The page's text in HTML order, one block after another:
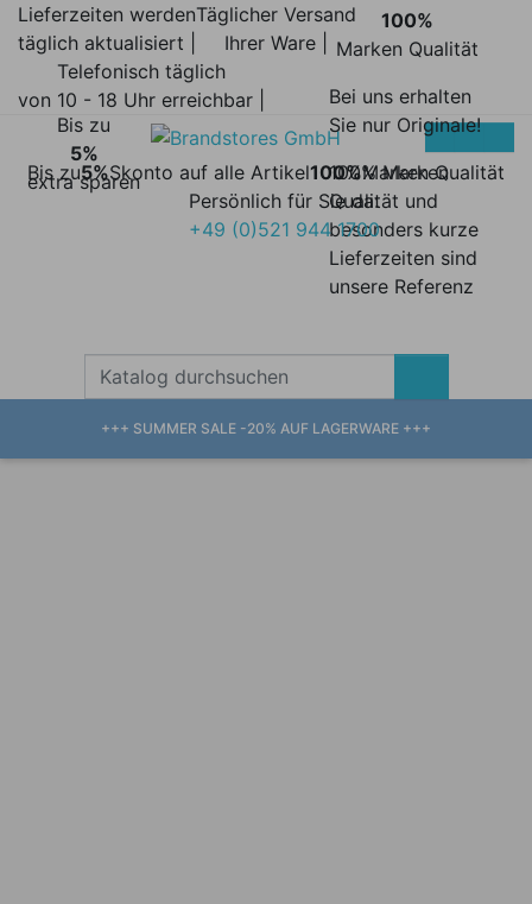
Lieferzeiten werden
täglich aktualisiert |
Täglicher Versand
Ihrer Ware |
Telefonisch täglich
von 10 - 18 Uhr erreichbar |
Bis zu5%Skonto auf alle Artikel
Bis zu
5%
extra sparen
100%Marken Qualität
100%
Marken Qualität
Bei uns erhalten
Sie nur Originale!
100% Marken
Qualität und
besonders kurze
Lieferzeiten sind
unsere Referenz
Persönlich für Sie da:
+49 (0)521 944 1700
+++ SUMMER SALE -20% AUF LAGERWARE +++